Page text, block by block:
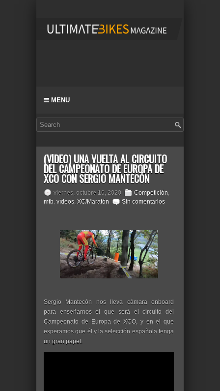
MENU
(VÍDEO) UNA VUELTA AL CIRCUITO
DEL CAMPEONATO DE EUROPA DE
XCO CON SERGIO MANTECÓN
viernes, octubre 16, 2020 Competición,
mtb, vídeos, XC/Maratón Sin comentarios
Sergio Mantecón nos lleva cámara onboard
para enseñarnos el que será el circuito del
Campeonato de Europa de XCO, y en el que
esperamos que él y la selección española tenga
un gran papel.